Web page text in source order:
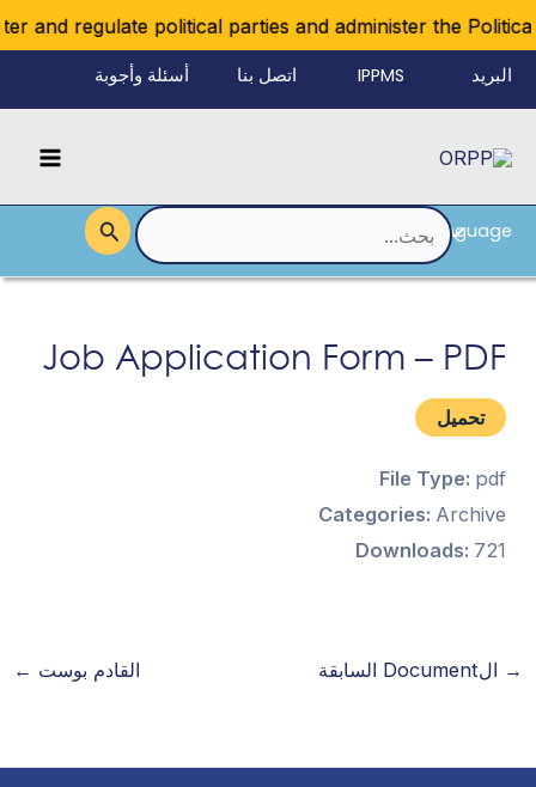
and regulate political parties and administer the Political
تخطي
إلى
المحتوى
البريد IPPMS اتصل بنا أسئلة وأجوبة
Language
القائمة
البحث
عن:
Job Application Form – PDF
تحميل
File Type: pdf
Categories: Archive
Downloads: 721
→ الDocument السابقة القادم بوست ←